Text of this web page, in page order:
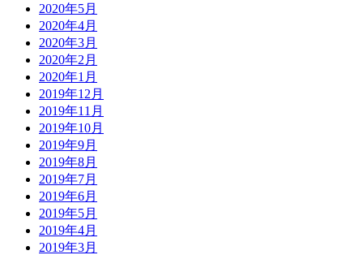
2020年5月
2020年4月
2020年3月
2020年2月
2020年1月
2019年12月
2019年11月
2019年10月
2019年9月
2019年8月
2019年7月
2019年6月
2019年5月
2019年4月
2019年3月